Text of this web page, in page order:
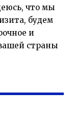
что мы
будем
и
страны